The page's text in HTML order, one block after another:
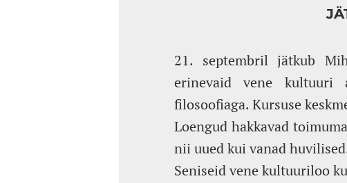
21. septembril jätkub
erinevaid vene kultuuri
filosoofiaga. Kursuse
Loengud hakkavad
nii uued kui vanad
Seniseid vene kultuuriloo